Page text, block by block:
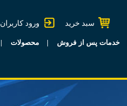
ورود کاربران سبد خرید
محصولات خدمات پس از فروش